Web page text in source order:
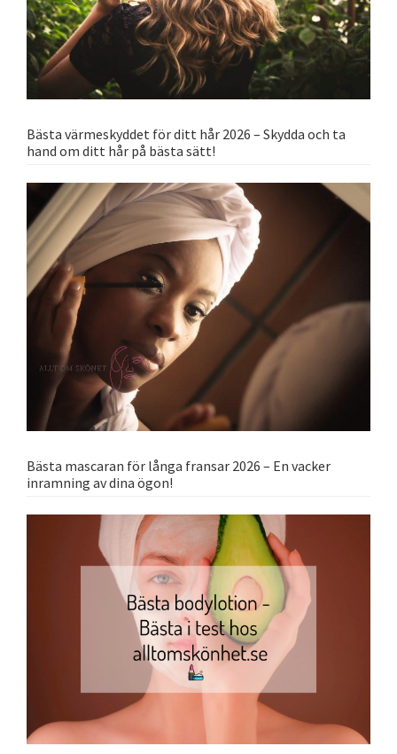
Bästa värmeskyddet för ditt hår 2026 – Skydda och ta
hand om ditt hår på bästa sätt!
Bästa mascaran för långa fransar 2026 – En vacker
inramning av dina ögon!